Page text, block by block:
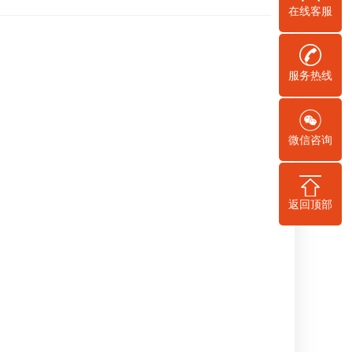
在线客服
服务热线
微信咨询
返回顶部